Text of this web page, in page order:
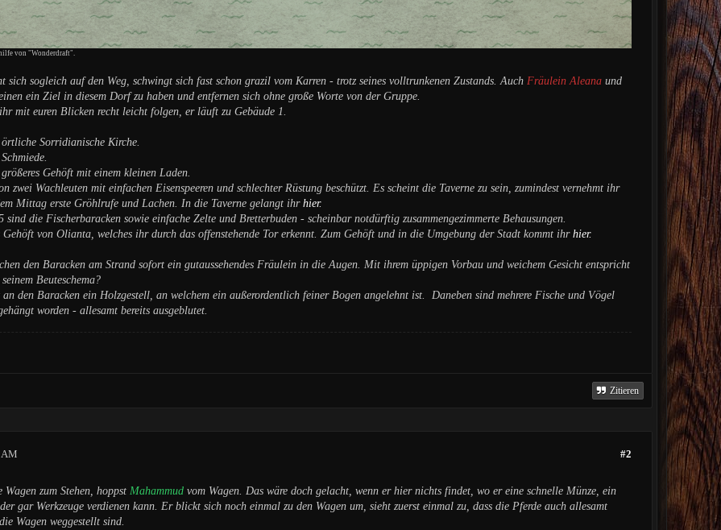
von "Wonderdraft".
sich sogleich auf den Weg, schwingt sich fast schon grazil vom Karren - trotz seines volltrunkenen Zustands. Auch Fräulein Aleanaund
ein Ziel in diesem Dorf zu haben und entfernen sich ohne große Worte von der Gruppe.
mit euren Blicken recht leicht folgen, er läuft zu Gebäude 1.
Sorridianische Kirche.
Gehöft mit einem kleinen Laden.
zwei Wachleuten mit einfachen Eisenspeeren und schlechter Rüstung beschützt. Es scheint die Taverne zu sein, zumindest vernehmt ihr
Mittag erste Gröhlrufe und Lachen. In die Taverne gelangt ihr hier.
sind die Fischerbaracken sowie einfache Zelte und Bretterbuden - scheinbar notdürftig zusammengezimmerte Behausungen.
Gehöft von Olianta, welches ihr durch das offenstehende Tor erkennt. Zum Gehöft und in die Umgebung der Stadt kommt ihr hier.
den Baracken am Strand sofort ein gutaussehendes Fräulein in die Augen. Mit ihrem üppigen Vorbau und weichem Gesicht entspricht
Beuteschema?
an den Baracken ein Holzgestell, an welchem ein außerordentlich feiner Bogen angelehnt ist. Daneben sind mehrere Fische und Vögel
worden - allesamt bereits ausgeblutet.
Zitieren
#2
AM
Wagen zum Stehen, hoppst Mahammudvom Wagen. Das wäre doch gelacht, wenn er hier nichts findet, wo er eine schnelle Münze, ein
gar Werkzeuge verdienen kann. Er blickt sich noch einmal zu den Wagen um, sieht zuerst einmal zu, dass die Pferde auch allesamt
Wagen weggestellt sind.